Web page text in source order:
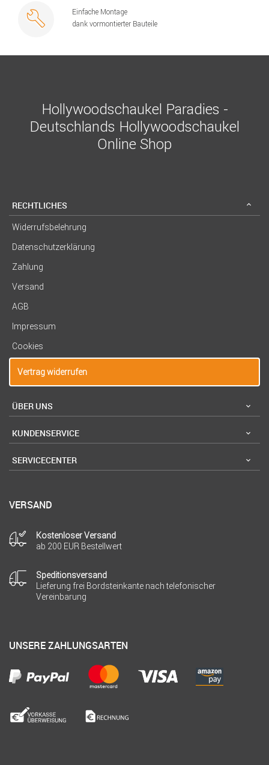
Einfache Montage
dank vormontierter Bauteile
Hollywoodschaukel Paradies -
Deutschlands Hollywoodschaukel
Online Shop
RECHTLICHES
Widerrufsbelehrung
Datenschutzerklärung
Zahlung
Versand
AGB
Impressum
Cookies
Vertrag widerrufen
ÜBER UNS
KUNDENSERVICE
SERVICECENTER
VERSAND
Kostenloser Versand
ab 200 EUR Bestellwert
Speditionsversand
Lieferung frei Bordsteinkante nach telefonischer
Vereinbarung
UNSERE ZAHLUNGSARTEN